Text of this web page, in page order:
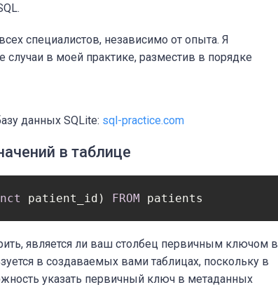
специалистов, независимо от опыта. Я
в моей практике, разместив в порядке
данных SQLite: sql-practice.com
в таблице
patient_id) FROM
является ли ваш столбец первичным ключом в
в создаваемых вами таблицах, поскольку в
указать первичный ключ в метаданных